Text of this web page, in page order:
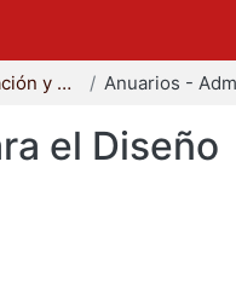
Área de Administración y Tecnología para el Diseño
el Diseño